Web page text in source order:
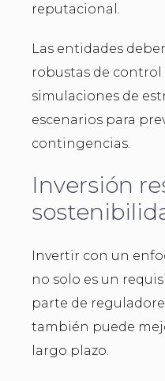
reputacional.
Las entidades
robustas de
simulaciones de
escenarios para
contingencias.
Inversión
Invertir con un
no solo es un
parte de
también puede
largo plazo.